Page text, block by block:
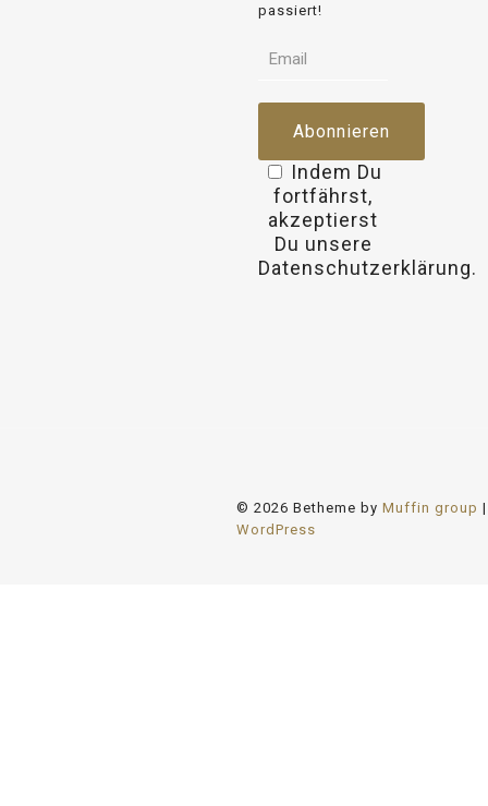
passiert!
Indem Du
fortfährst,
akzeptierst
Du unsere
Datenschutzerklärung.
© 2026 Betheme by Muffin group
WordPress